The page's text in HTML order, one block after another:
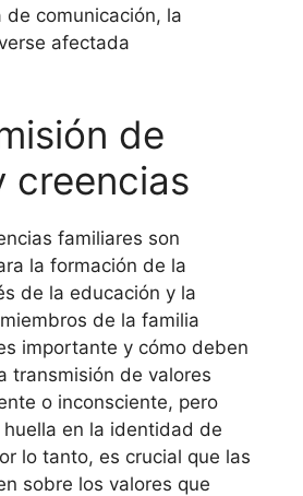
comunicación, la
afectada
de
creencias
familiares son
la formación de la
de la educación y la
de la familia
importante y cómo deben
transmisión de valores
o inconsciente, pero
en la identidad de
lo tanto, es crucial que las
sobre los valores que